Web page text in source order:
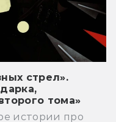
стрел».
тома»
истории про